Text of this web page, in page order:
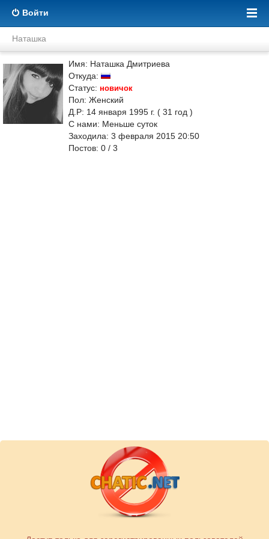
Войти
Наташка
Имя: Наташка Дмитриева
Откуда:
Статус: новичок
Пол: Женский
Д.Р: 14 января 1995 г. ( 31 год )
С нами: Меньше суток
Заходила: 3 февраля 2015 20:50
Постов: 0 / 3